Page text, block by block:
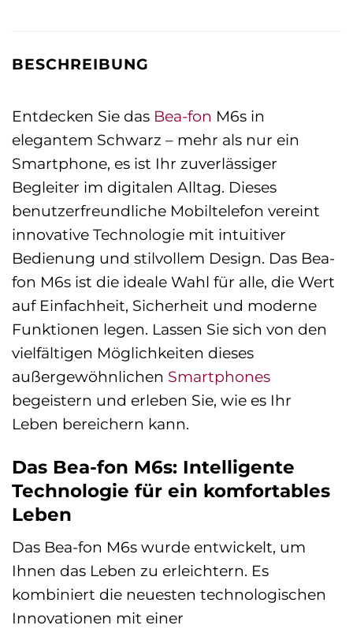
BESCHREIBUNG
Entdecken Sie das Bea-fon M6s in
elegantem Schwarz – mehr als nur ein
Smartphone, es ist Ihr zuverlässiger
Begleiter im digitalen Alltag. Dieses
benutzerfreundliche Mobiltelefon vereint
innovative Technologie mit intuitiver
Bedienung und stilvollem Design. Das Bea-
fon M6s ist die ideale Wahl für alle, die Wert
auf Einfachheit, Sicherheit und moderne
Funktionen legen. Lassen Sie sich von den
vielfältigen Möglichkeiten dieses
außergewöhnlichen Smartphones
begeistern und erleben Sie, wie es Ihr
Leben bereichern kann.
Das Bea-fon M6s: Intelligente
Technologie für ein komfortables
Leben
Das Bea-fon M6s wurde entwickelt, um
Ihnen das Leben zu erleichtern. Es
kombiniert die neuesten technologischen
Innovationen mit einer